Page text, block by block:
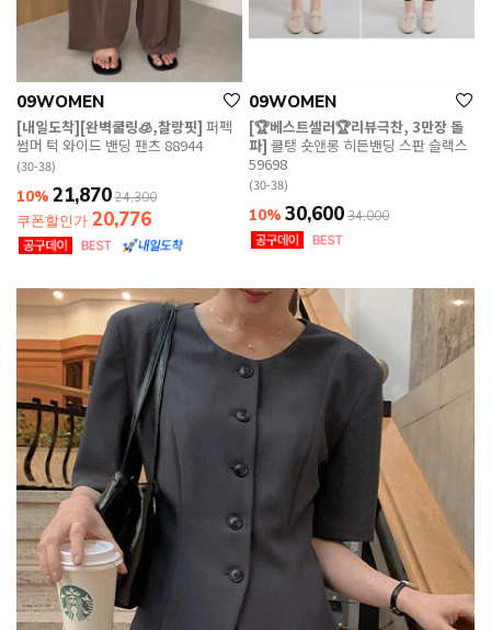
09WOMEN
[내일도착][완벽쿨링🧊,찰랑핏] 퍼펙
썸머 턱 와이드 밴딩 팬츠 88944
(30-38)
10% 21,870 24,300
쿠폰할인가 20,776
09WOMEN
[🏆베스트셀러🏆리뷰극찬, 3만장 돌
파] 쿨탱 숏앤롱 히든밴딩 스판 슬랙스
59698
(30-38)
10% 30,600 34,000